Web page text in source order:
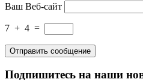
Ваш Веб-сайт
7 + 4 =
Подпишитесь на наши